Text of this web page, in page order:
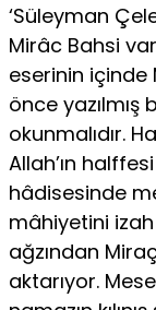
‘Süleyman
Mirâc Bahsi
eserinin içinde
önce
okunmalıdır.
Allah’ın
hâdisesinde
mâhiyetini
ağzından
aktarıyor.